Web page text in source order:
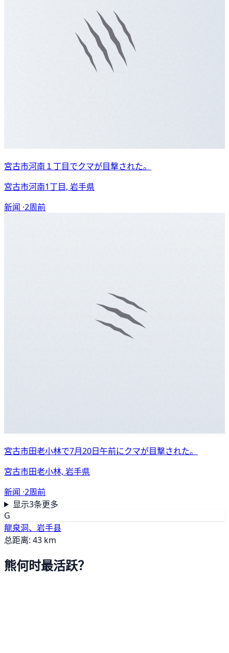
宮古市河南１丁目でクマが目撃された。
宮古市河南1丁目, 岩手県
新闻 ·2周前
宮古市田老小林で7月20日午前にクマが目撃された。
宮古市田老小林, 岩手県
新闻 ·2周前
显示3条更多
G
龍泉洞、岩手县
总距离: 43 km
熊何时最活跃？